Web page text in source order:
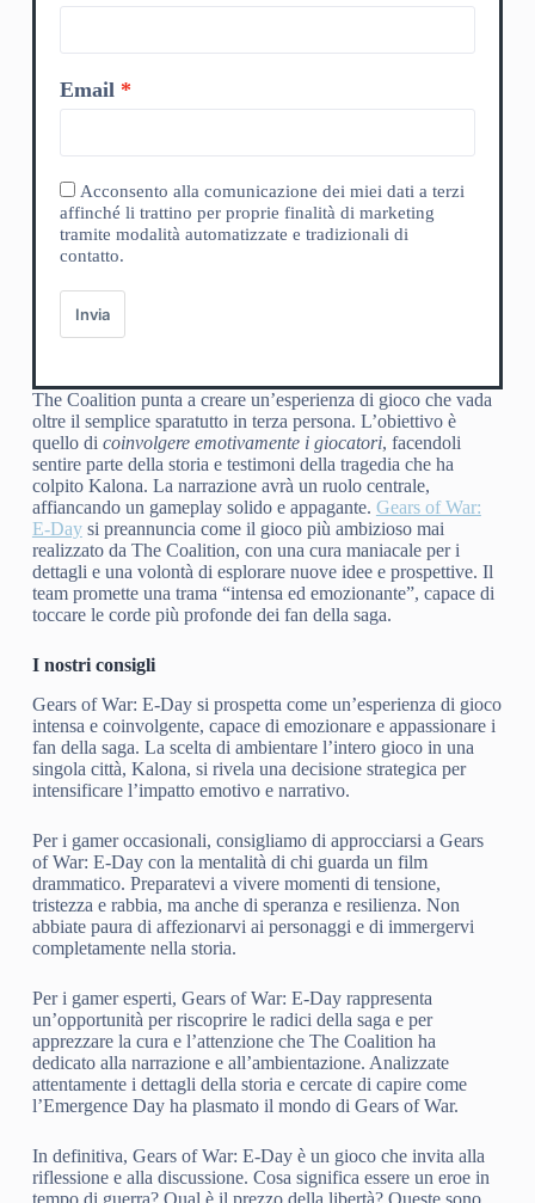
Email
Acconsento alla comunicazione dei miei dati a terzi
affinché li trattino per proprie finalità di marketing
tramite modalità automatizzate e tradizionali di
contatto.
Invia
The Coalition punta a creare un’esperienza di gioco che vada
oltre il semplice sparatutto in terza persona. L’obiettivo è
quello di coinvolgere emotivamente i giocatori, facendoli
sentire parte della storia e testimoni della tragedia che ha
colpito Kalona. La narrazione avrà un ruolo centrale,
affiancando un gameplay solido e appagante. Gears of War:
E-Daysi preannuncia come il gioco più ambizioso mai
realizzato da The Coalition, con una cura maniacale per i
dettagli e una volontà di esplorare nuove idee e prospettive. Il
team promette una trama “intensa ed emozionante”, capace di
toccare le corde più profonde dei fan della saga.
I nostri consigli
Gears of War: E-Day si prospetta come un’esperienza di gioco
intensa e coinvolgente, capace di emozionare e appassionare i
fan della saga. La scelta di ambientare l’intero gioco in una
singola città, Kalona, si rivela una decisione strategica per
intensificare l’impatto emotivo e narrativo.
Per i gamer occasionali, consigliamo di approcciarsi a Gears
of War: E-Day con la mentalità di chi guarda un film
drammatico. Preparatevi a vivere momenti di tensione,
tristezza e rabbia, ma anche di speranza e resilienza. Non
abbiate paura di affezionarvi ai personaggi e di immergervi
completamente nella storia.
Per i gamer esperti, Gears of War: E-Day rappresenta
un’opportunità per riscoprire le radici della saga e per
apprezzare la cura e l’attenzione che The Coalition ha
dedicato alla narrazione e all’ambientazione. Analizzate
attentamente i dettagli della storia e cercate di capire come
l’Emergence Day ha plasmato il mondo di Gears of War.
In definitiva, Gears of War: E-Day è un gioco che invita alla
riflessione e alla discussione. Cosa significa essere un eroe in
tempo di guerra? Qual è il prezzo della libertà? Queste sono